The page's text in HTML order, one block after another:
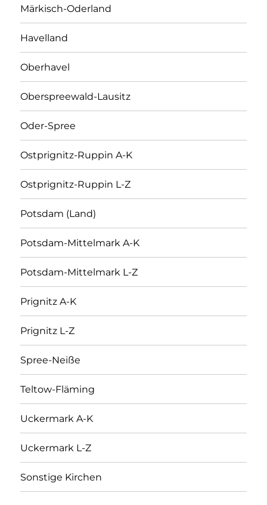
Märkisch-Oderland
Havelland
Oberhavel
Oberspreewald-Lausitz
Oder-Spree
Ostprignitz-Ruppin A-K
Ostprignitz-Ruppin L-Z
Potsdam (Land)
Potsdam-Mittelmark A-K
Potsdam-Mittelmark L-Z
Prignitz A-K
Prignitz L-Z
Spree-Neiße
Teltow-Fläming
Uckermark A-K
Uckermark L-Z
Sonstige Kirchen